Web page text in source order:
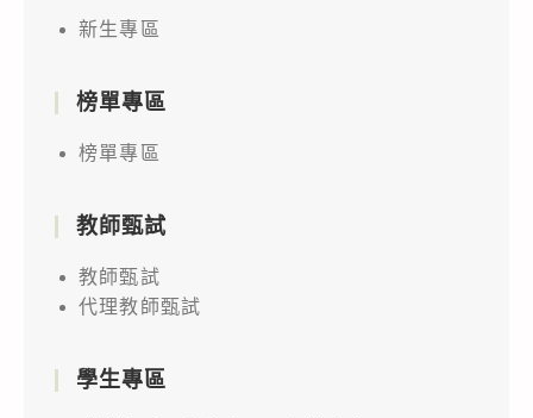
新生專區
榜單專區
榜單專區
教師甄試
教師甄試
代理教師甄試
學生專區